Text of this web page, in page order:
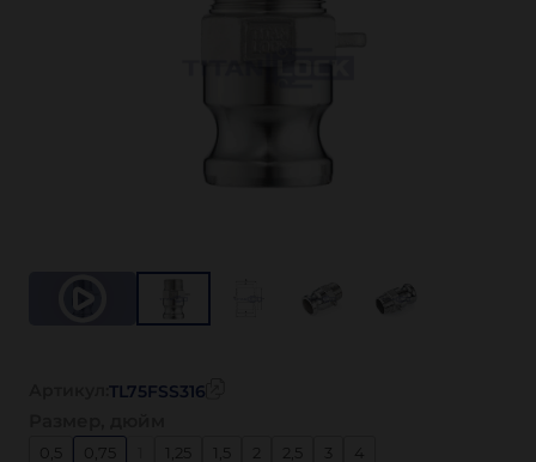
TL75FSS316
0,75 3